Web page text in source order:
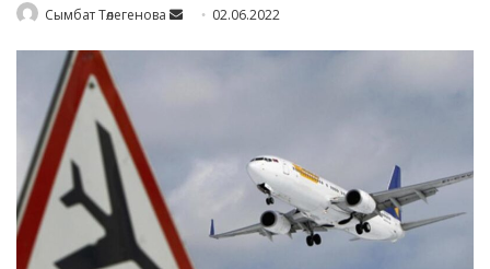
Сымбат Төлегенова
Send 02.06.2022